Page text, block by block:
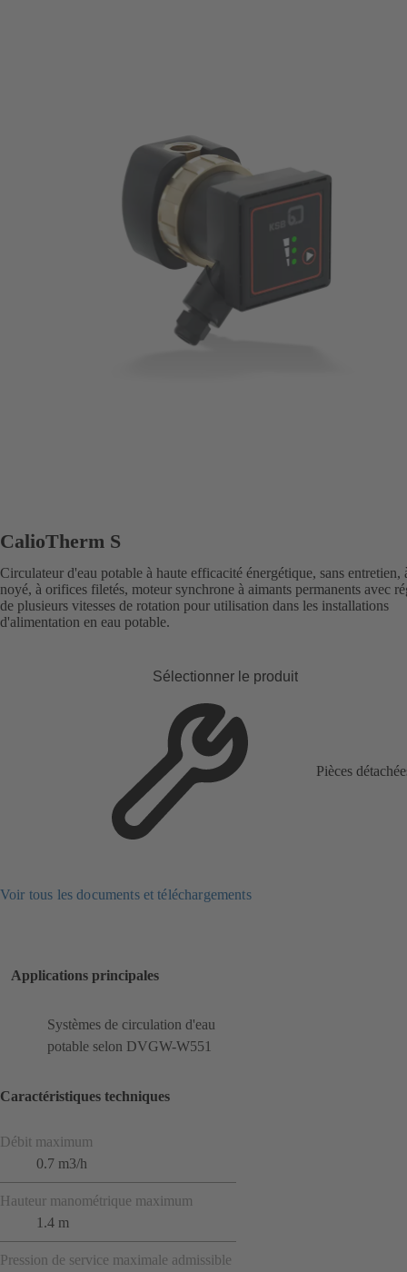
CalioTherm S
Circulateur d'eau potable à haute efficacité énergétique, sans entretien,
noyé, à orifices filetés, moteur synchrone à aimants permanents avec
de plusieurs vitesses de rotation pour utilisation dans les installations
d'alimentation en eau potable.
Sélectionner le produit
Pièces
Voir tous les documents et téléchargements
Applications principales
Systèmes de circulation d'eau
potable selon DVGW-W551
Caractéristiques techniques
Débit maximum
0.7 m3/h
Hauteur manométrique maximum
1.4 m
Pression de service maximale admissible